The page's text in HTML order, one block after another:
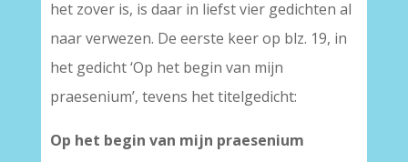
het zover is, is daar in liefst vier gedichten al
naar verwezen. De eerste keer op blz. 19, in
het gedicht ‘Op het begin van mijn
praesenium’, tevens het titelgedicht:
Op het begin van mijn praesenium